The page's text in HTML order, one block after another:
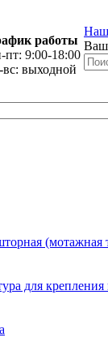
работы
пт: 9:00-18:00
вс: выходной
Наш
Ваш
(мотажная
для